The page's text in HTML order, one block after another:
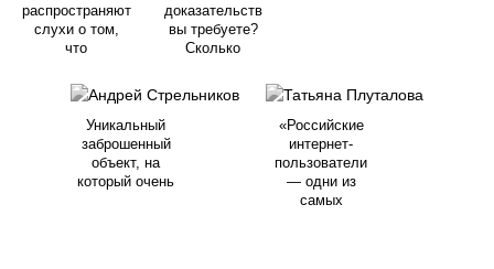
распространяют
слухи о том,
что
доказательств
вы требуете?
Сколько
Уникальный
заброшенный
объект, на
который очень
«Российские
интернет-
пользователи
— одни из
самых